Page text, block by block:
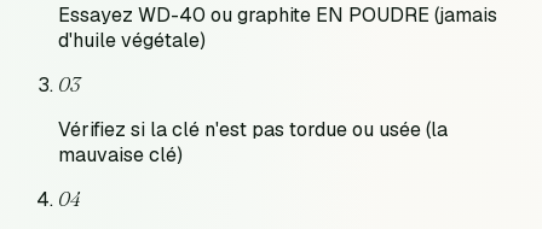
Essayez WD-40 ou graphite EN POUDRE (jamais
d'huile végétale)
03
Vérifiez si la clé n'est pas tordue ou usée (la
mauvaise clé)
04